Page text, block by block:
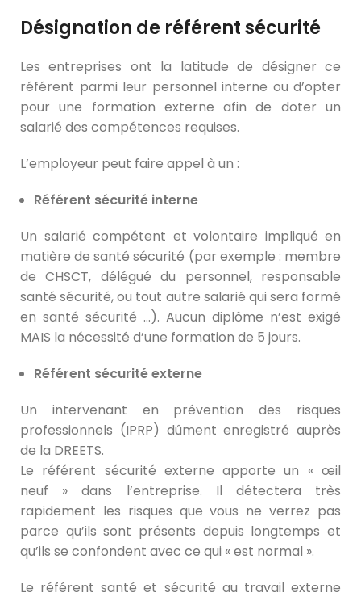
Désignation de référent sécurité
Les entreprises ont la latitude de désigner ce
référent parmi leur personnel interne ou d’opter
pour une formation externe afin de doter un
salarié des compétences requises.
L’employeur peut faire appel à un :
Référent sécurité interne
Un salarié compétent et volontaire impliqué en
matière de santé sécurité (par exemple : membre
de CHSCT, délégué du personnel, responsable
santé sécurité, ou tout autre salarié qui sera formé
en santé sécurité …). Aucun diplôme n’est exigé
MAIS la nécessité d’une formation de 5 jours.
Référent sécurité externe
Un intervenant en prévention des risques
professionnels (IPRP) dûment enregistré auprès
de la DREETS.
Le référent sécurité externe apporte un « œil
neuf » dans l’entreprise. Il détectera très
rapidement les risques que vous ne verrez pas
parce qu’ils sont présents depuis longtemps et
qu’ils se confondent avec ce qui « est normal ».
Le référent santé et sécurité au travail externe